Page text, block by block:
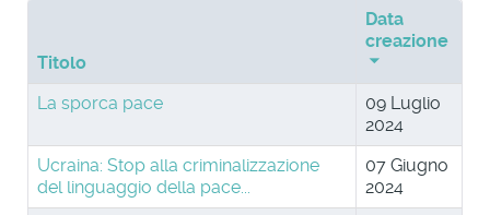
Titolo
Data
creazione
La sporca pace
09 Luglio
2024
Ucraina: Stop alla criminalizzazione
del linguaggio della pace...
07 Giugno
2024